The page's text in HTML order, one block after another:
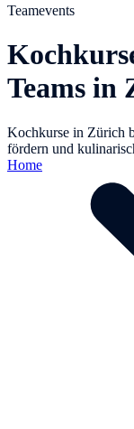
Teamevents
Teams in
Kochkurse in Zürich
fördern und
Home